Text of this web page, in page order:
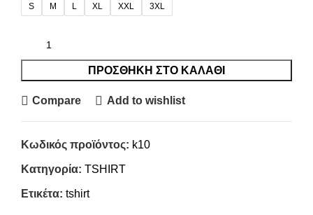
S M L XL XXL 3XL
ΠΡΟΣΘΉΚΗ ΣΤΟ ΚΑΛΆΘΙ
Compare Add to wishlist
Κωδικός προϊόντος: k10
Κατηγορία: TSHIRT
Ετικέτα: tshirt